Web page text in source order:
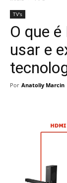
TV's
O que
usar e
Por Anatoliy Marcin